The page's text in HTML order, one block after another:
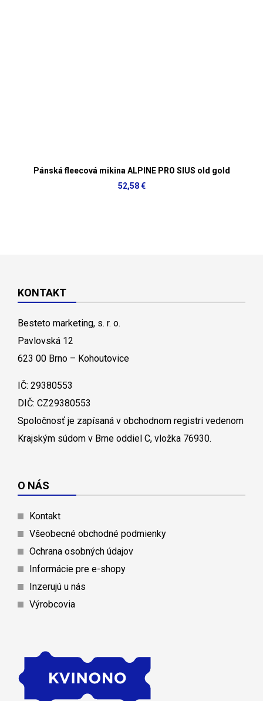
Pánská fleecová mikina ALPINE PRO SIUS old gold
52,58 €
KONTAKT
Besteto marketing, s. r. o.
Pavlovská 12
623 00 Brno – Kohoutovice
IČ: 29380553
DIČ: CZ29380553
Spoločnosť je zapísaná v obchodnom registri vedenom
Krajským súdom v Brne oddiel C, vložka 76930.
O NÁS
Kontakt
Všeobecné obchodné podmienky
Ochrana osobných údajov
Informácie pre e-shopy
Inzerujú u nás
Výrobcovia